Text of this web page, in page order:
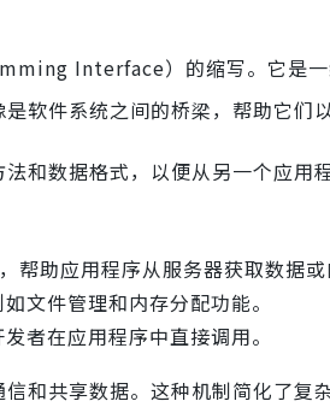
Interface）的缩写。它是一
软件系统之间的桥梁，帮助它们
和数据格式，以便从另一个应用
帮助应用程序从服务器获取数据或
文件管理和内存分配功能。
者在应用程序中直接调用。
和共享数据。这种机制简化了复